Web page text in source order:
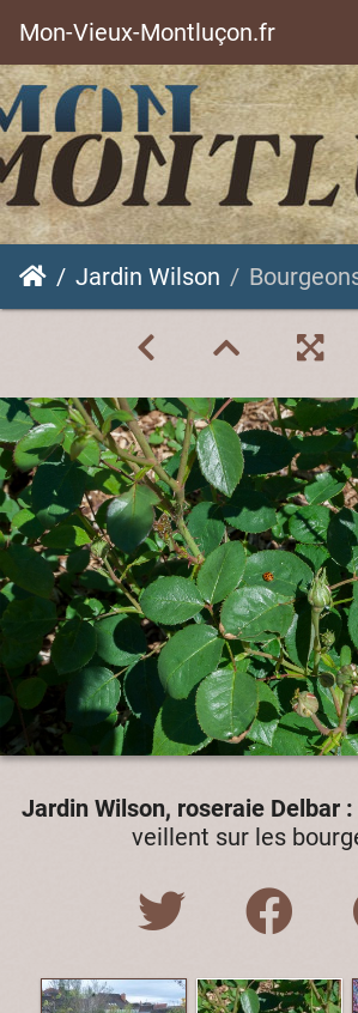
Mon-Vieux-Montluçon.fr
Jardin Wilson
Jardin Wilson, roseraie Delbar :
veillent sur les